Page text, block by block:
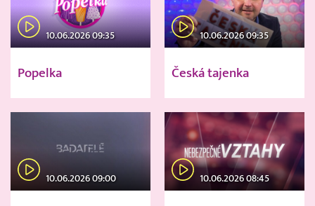
10.06.2026 09:35
Popelka
10.06.2026 09:35
Česká tajenka
10.06.2026 09:00 10.06.2026 08:45